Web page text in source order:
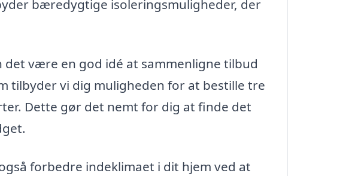
bæredygtige isoleringsmuligheder, der
være en god idé at sammenligne tilbud
tilbyder vi dig muligheden for at bestille tre
Dette gør det nemt for dig at finde det
forbedre indeklimaet i dit hjem ved at